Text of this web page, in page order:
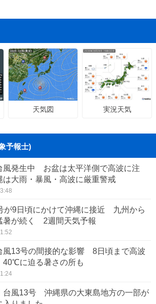
天気図 実況天気
予報士)
風発生中 お盆は太平洋側で高波に注
大雨・暴風・高波に厳重警戒
が9日頃にかけて沖縄に接近 九州から
暑が続く 2週間天気予報
風13号の間接的な影響 8日頃まで高波
に迫る暑さの所も
台風13号 沖縄県の大東島地方の一部が